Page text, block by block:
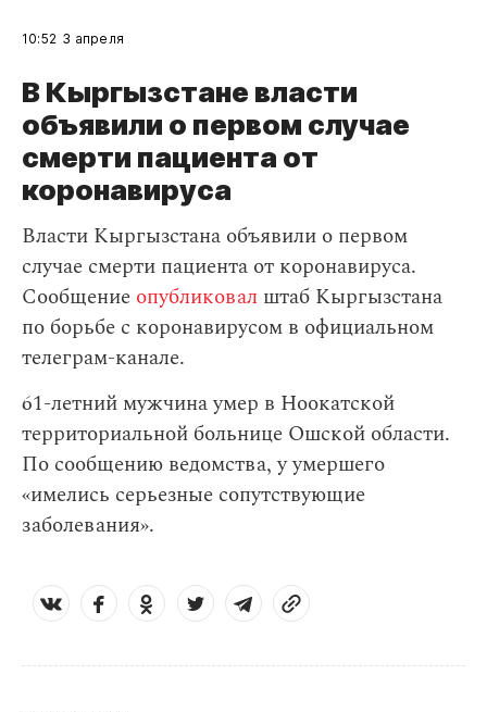
10:52 3 апреля
В Кыргызстане власти
объявили о первом случае
смерти пациента от
коронавируса
Власти Кыргызстана объявили о первом
случае смерти пациента от коронавируса.
Сообщение опубликовал штаб Кыргызстана
по борьбе с коронавирусом в официальном
телеграм-канале.
61-летний мужчина умер в Ноокатской
территориальной больнице Ошской области.
По сообщению ведомства, у умершего
«имелись серьезные сопутствующие
заболевания».